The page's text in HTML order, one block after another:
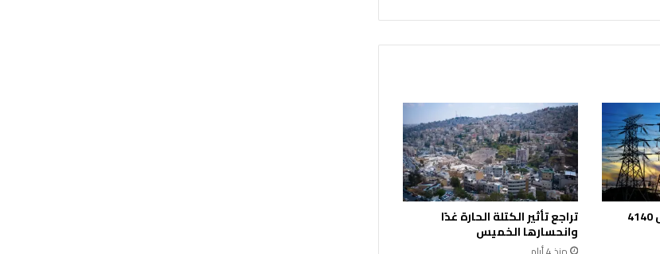
الحمل الكهربائي يسجل 4140 تراجع تأثير الكتلة الحارة غدًا
وانحسارها الخميس